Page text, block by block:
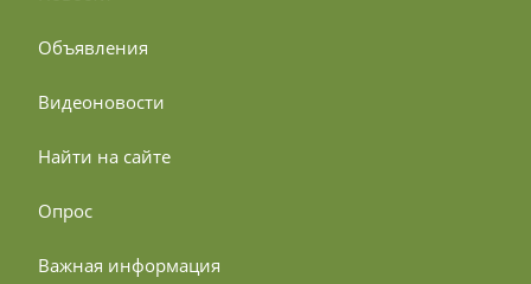
Объявления
Видеоновости
Найти на сайте
Опрос
Важная информация